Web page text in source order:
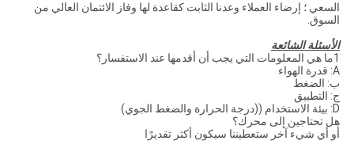
السعي ؛ إرضاء العملاء وعدنا الثابت كقاعدة لها وفاز الائتمان العالي من
السوق.
الأسئلة الشائعة
1ما هي المعلومات التي يجب أن أقدمها عند الاستفسار؟
A: قدرة الهواء
ب: الضغط
ج: التطبيق
D: بيئة الاستخدام ((درجة الحرارة والضغط الجوي)
هل تحتاجين إلى محرك؟
أو أي شيء آخر ستعطيننا سيكون أكثر تقديرًا